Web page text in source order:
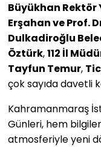
Büyükhan Rektör
Erşahan ve Prof.
Dulkadiroğlu
Öztürk,112 İl
Tayfun Temur,
çok sayıda davetli
Kahramanmaraş
Günleri, hem
atmosferiyle yeni